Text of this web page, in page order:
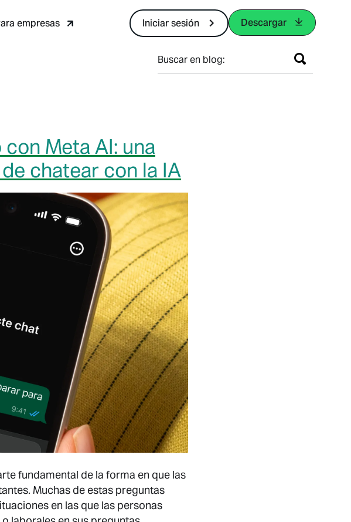
empresas Iniciar sesión Descargar
Buscar en blog:
Meta AI: una
chatear con la IA
fundamental de la forma en que las
Muchas de estas preguntas
en las que las personas